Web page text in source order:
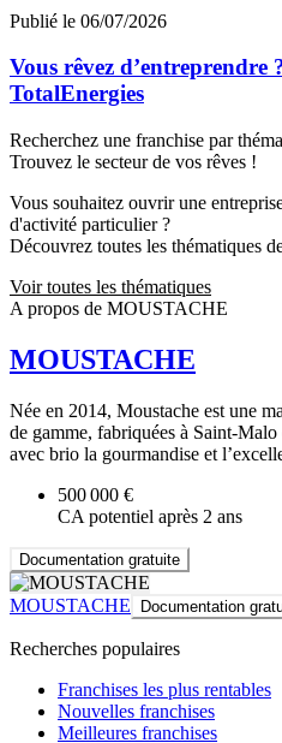
Publié le 06/07/2026
Vous rêvez d’entreprendre
TotalEnergies
Recherchez une franchise par
Trouvez le secteur de vos rêves !
Vous souhaitez ouvrir une
d'activité particulier ?
Découvrez toutes les thématiques
Voir toutes les thématiques
A propos de MOUSTACHE
MOUSTACHE
Née en 2014, Moustache est une
de gamme, fabriquées à Saint-
avec brio la gourmandise et
500 000 €
CA potentiel après 2 ans
Documentation gratuite
MOUSTACHE Documentation
Recherches populaires
Franchises les plus rentables
Nouvelles franchises
Meilleures franchises